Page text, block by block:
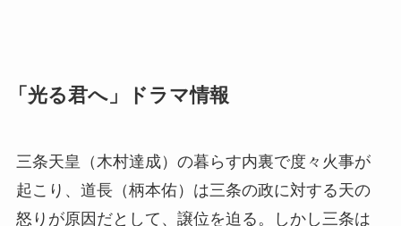
「光る君へ」ドラマ情報
三条天皇（木村達成）の暮らす内裏で度々火事が
起こり、道長（柄本佑）は三条の政に対する天の
怒りが原因だとして、譲位を迫る。しかし三条は